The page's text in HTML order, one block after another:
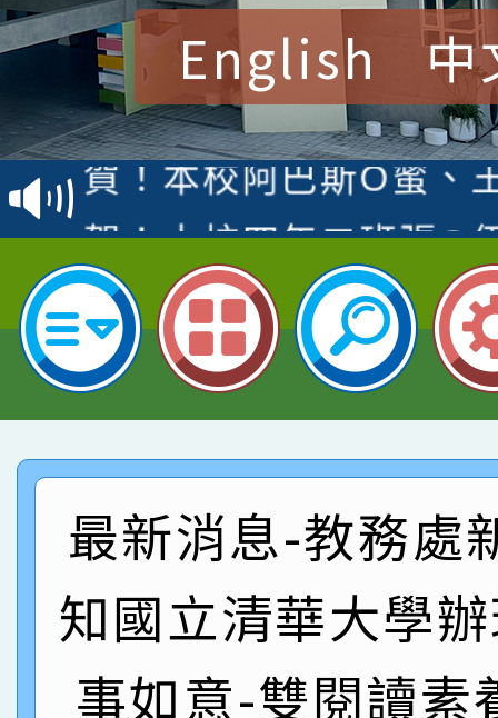
English 中
賀！本校參加桃園市中
賽 洪綺君教師榮獲社
名
賀！本校阿巴斯O蜜、
倩參加桃園市科展 國
名 指導老師王老師、
賀！本校四年二班張O
園市英語競賽國小朗讀
指導老師林老師
賀！本校參加桃園市中
賽 劉文瑛教師榮獲教
臺灣台語-第二名
賀！本校參與2026世
市賽榮獲科學小創客佳
創客第三名。
賀！本校參加桃園市中
賽 洪綺君教師榮獲社
名
賀！本校阿巴斯O蜜、
倩參加桃園市科展 國
名 指導老師王老師、
賀！本校四年二班張O
園市英語競賽國小朗讀
指導老師林老師
賀！本校參加桃園市中
賽 劉文瑛教師榮獲教
賀！本校參與2026世
最新消息-教務處
知國立清華大學
事如意-雙閱讀素